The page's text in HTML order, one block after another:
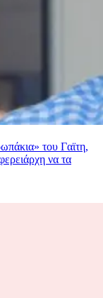
του Γαϊτη,
να τα